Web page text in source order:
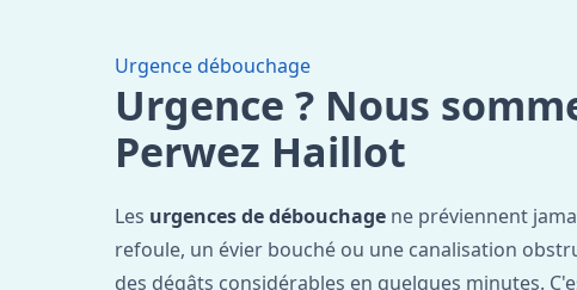
Urgence débouchage
Urgence ? Nous
Perwez Haillot
Les urgences de débouchage ne préviennent
refoule, un évier bouché ou une canalisation
des dégâts considérables en quelques minutes.